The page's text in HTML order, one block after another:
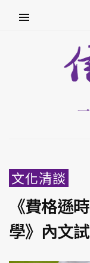
文化清談
《費格遜
學》內文